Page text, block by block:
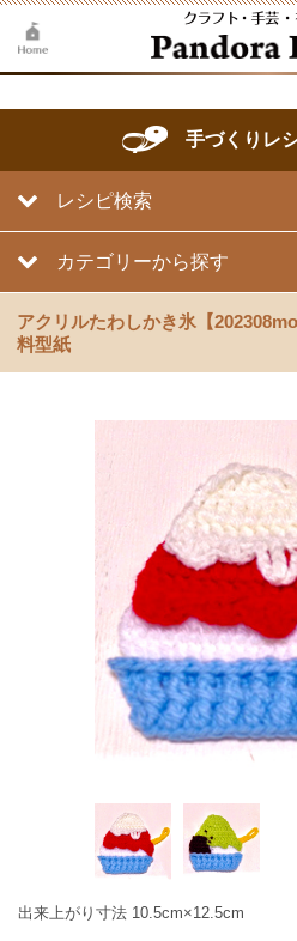
手づくりレ
レシピ検索
カテゴリーから探す
アクリルたわしかき氷【
料型紙
出来上がり寸法 10.5cm×12.5cm